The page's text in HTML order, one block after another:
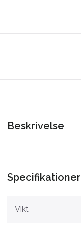
Beskrivelse
Specifikationer
Vikt